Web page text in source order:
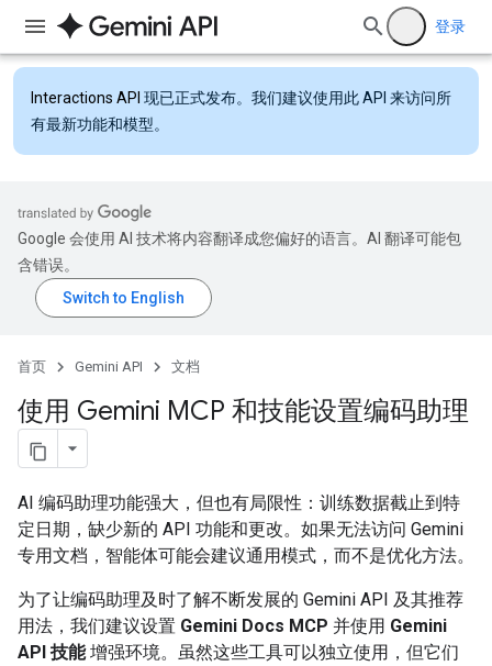
登录
Interactions API 现已正式发布。我们建议使用此 API 来访问所
有最新功能和模型。
Google 会使用 AI 技术将内容翻译成您偏好的语言。AI 翻译可能包
含错误。
首页 Gemini API 文档
使用 Gemini MCP 和技能设置编码助理
AI 编码助理功能强大，但也有局限性：训练数据截止到特
定日期，缺少新的 API 功能和更改。如果无法访问 Gemini
专用文档，智能体可能会建议通用模式，而不是优化方法。
为了让编码助理及时了解不断发展的 Gemini API 及其推荐
用法，我们建议设置 Gemini Docs MCP 并使用 Gemini
API 技能增强环境。虽然这些工具可以独立使用，但它们